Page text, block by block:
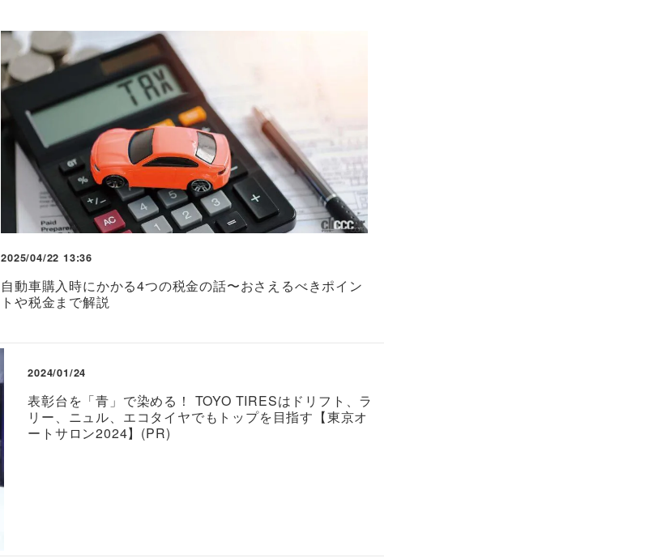
2025/04/22 13:36
自動車購入時にかかる4つの税金の話〜おさえるべきポイン
トや税金まで解説
2024/01/24
表彰台を「青」で染める！ TOYO TIRESはドリフト、ラ
リー、ニュル、エコタイヤでもトップを目指す【東京オ
ートサロン2024】(PR)